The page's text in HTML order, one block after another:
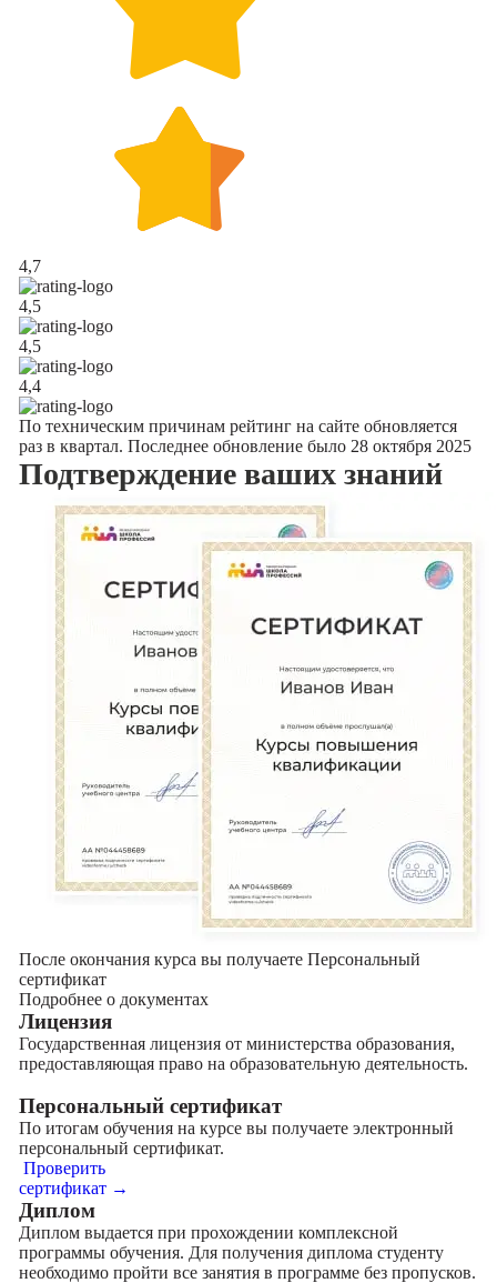
4,7
4,5
4,5
4,4
По техническим причинам рейтинг на сайте обновляется
раз в квартал. Последнее обновление было 28 октября 2025
Подтверждение ваших знаний
После окончания курса вы получаете Персональный
сертификат
Подробнее о документах
Лицензия
Государственная лицензия от министерства образования,
предоставляющая право на образовательную деятельность.
Персональный сертификат
По итогам обучения на курсе вы получаете электронный
персональный сертификат.
Проверить
сертификат →
Диплом
Диплом выдается при прохождении комплексной
программы обучения. Для получения диплома студенту
необходимо пройти все занятия в программе без пропусков.